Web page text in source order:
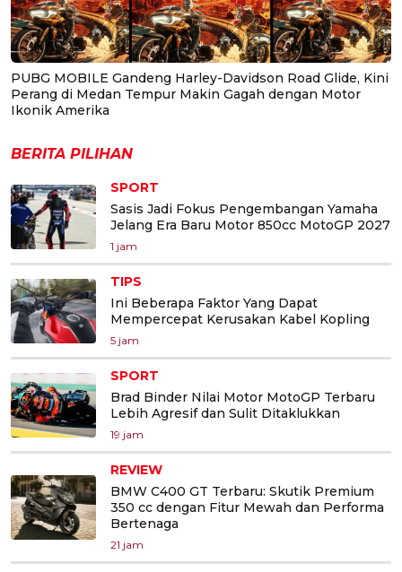
PUBG MOBILE Gandeng Harley-Davidson Road Glide, Kini
Perang di Medan Tempur Makin Gagah dengan Motor
Ikonik Amerika
BERITA PILIHAN
SPORT
Sasis Jadi Fokus Pengembangan Yamaha
Jelang Era Baru Motor 850cc MotoGP 2027
1 jam
TIPS
Ini Beberapa Faktor Yang Dapat
Mempercepat Kerusakan Kabel Kopling
5 jam
SPORT
Brad Binder Nilai Motor MotoGP Terbaru
Lebih Agresif dan Sulit Ditaklukkan
19 jam
REVIEW
BMW C400 GT Terbaru: Skutik Premium
350 cc dengan Fitur Mewah dan Performa
Bertenaga
21 jam